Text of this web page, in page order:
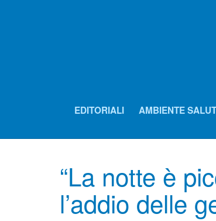
EDITORIALI AMBIENTE
“La notte è
l’addio delle